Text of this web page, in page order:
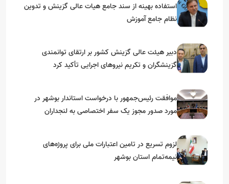
استفاده بهینه از سند جامع هیات عالی گزینش و‌ تدوین
نظام جامع آموزش
دبیر هیئت عالی گزینش کشور بر ارتقای توانمندی
گزینشگران و تکریم نیروهای اجرایی تأکید کرد
موافقت رئیس‌جمهور با درخواست استاندار بوشهر در
مورد صدور مجوز یک سفر اختصاصی به لنجداران
لزوم تسریع در تامین اعتبارات ملی برای پروژه‌های
نیمه‌تمام استان بوشهر